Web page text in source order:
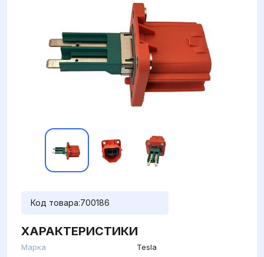
Код товара:700186
ХАРАКТЕРИСТИКИ
Марка
Tesla